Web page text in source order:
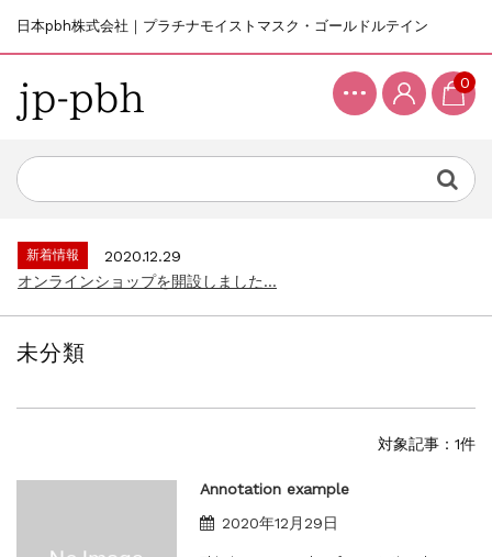
日本pbh株式会社｜プラチナモイストマスク・ゴールドルテイン
0
新着情報
2020.12.29
オンラインショップを開設しました...
未分類
対象記事：1件
Annotation example
2020年12月29日